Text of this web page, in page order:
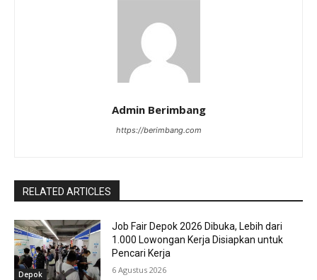
Admin Berimbang
https://berimbang.com
RELATED ARTICLES
Depok
Job Fair Depok 2026 Dibuka, Lebih dari
1.000 Lowongan Kerja Disiapkan untuk
Pencari Kerja
6 Agustus 2026